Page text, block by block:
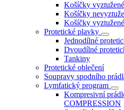
Košíčky
Košíčky
Košíčky
Protetické plavky
Jednodílné
Dvoudílné
Tankiny
Protetické oblečení
Soupravy spodního
Lymfatický program
Kompresivní
COMPRESSION